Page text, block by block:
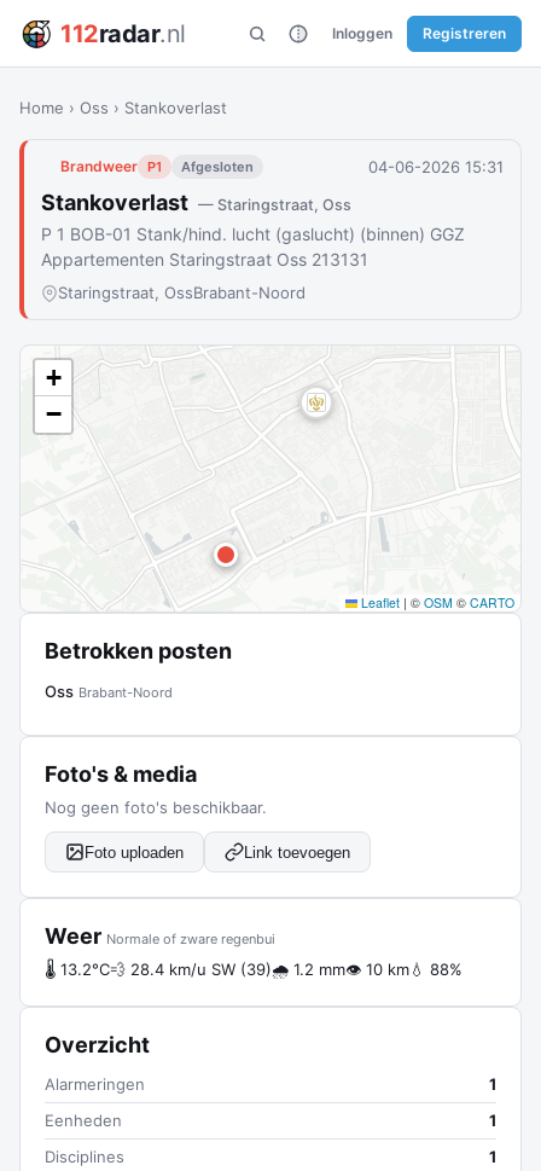
112radar.nl Inloggen Registreren
Home › Oss › Stankoverlast
Brandweer P1 Afgesloten 04-06-2026 15:31
Stankoverlast — Staringstraat, Oss
P 1 BOB-01 Stank/hind. lucht (gaslucht) (binnen) GGZ
Appartementen Staringstraat Oss 213131
Staringstraat, OssBrabant-Noord
+
−
Leaflet | © OSM © CARTO
Betrokken posten
Oss Brabant-Noord
Foto's & media
Nog geen foto's beschikbaar.
Foto uploaden Link toevoegen
Weer Normale of zware regenbui
🌡 13.2°C💨 28.4 km/u SW (39)🌧 1.2 mm👁 10 km💧 88%
Overzicht
Alarmeringen
1
Eenheden
1
Disciplines
1